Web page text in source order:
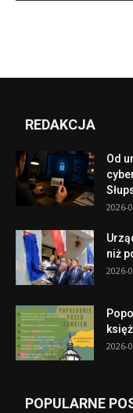
REDAKCJA
Od
2026-
niż
2026-
2026-
POPULARNE